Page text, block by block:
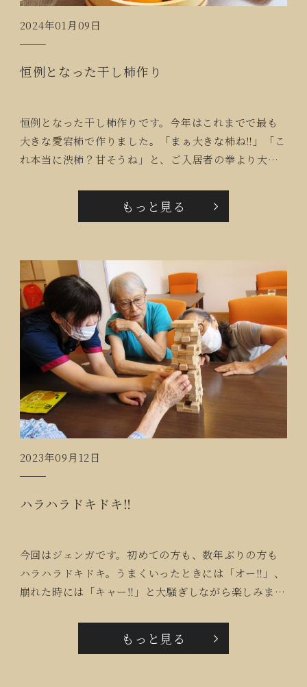
2024年01月09日
恒例となった干し柿作り
恒例となった干し柿作りです。今年はこれまでで最も
大きな愛宕柿で作りました。「まぁ大きな柿ね‼」「こ
れ本当に渋柿？甘そうね」と、ご入居者の拳より大き
もっと見る
2023年09月12日
ハラハラドキドキ‼
今回はジェンガです。初めての方も、数年ぶりの方も
ハラハラドキドキ。うまくいったときには「オー‼」、
崩れた時には「キャー‼」と大騒ぎしながら楽しみまし
もっと見る